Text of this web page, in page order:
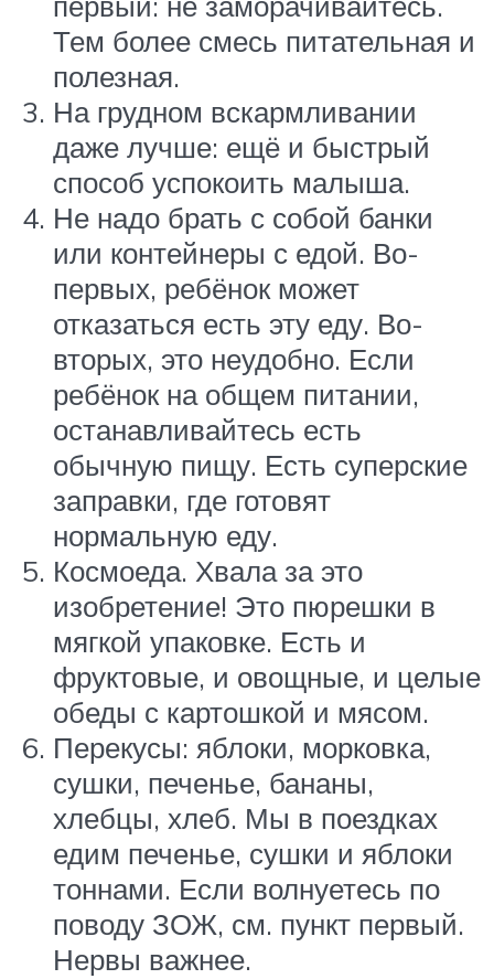
Тем более смесь питательная и
полезная.
На грудном вскармливании
даже лучше: ещё и быстрый
способ успокоить малыша.
Не надо брать с собой банки
или контейнеры с едой. Во-
первых, ребёнок может
отказаться есть эту еду. Во-
вторых, это неудобно. Если
ребёнок на общем питании,
останавливайтесь есть
обычную пищу. Есть суперские
заправки, где готовят
нормальную еду.
Космоеда. Хвала за это
изобретение! Это пюрешки в
мягкой упаковке. Есть и
фруктовые, и овощные, и целые
обеды с картошкой и мясом.
Перекусы: яблоки, морковка,
сушки, печенье, бананы,
хлебцы, хлеб. Мы в поездках
едим печенье, сушки и яблоки
тоннами. Если волнуетесь по
поводу ЗОЖ, см. пункт первый.
Нервы важнее.